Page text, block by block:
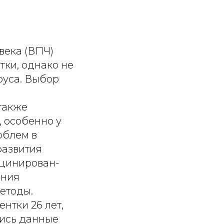
и ПЦР-диагностики ВПЧ с опре- делением вирусной нагрузки. Заключение жидкостной цитологии – LSIL (low-grade squamous intraepithelial lesion – плоскоклеточное интраэпителиальное пора- жение низкой степени). В полученном материале вы- явлены клетки плоского эпителия с признаками па- пилломавирусной инфекции (койлоцитарная атипия). Полимеразная цепная реакция (ПЦР) на ВПЧ: выяв- лена множественная инфекция. Обнаружены типы 35, 39, 45, 52, 56 в высокой диагностической концен- трации (более 5 lg), а также типы 58, 59, 68 в низкой концентрации (от 2 до 5 lg). Важно отметить отсут- ствие наиболее агрессивных типов 16 и 18. Учитывая наличие LSIL по цитологии и высокую вирусную нагрузку онкогенных типов ВПЧ, пациентке выполнена расширенная кольпоскопия. Кольпоско- пическая картина: зона трансформации (ЗТ) 1-го типа (полностью визуализируется). В ЗТ определяется на- личие плотного ацетобелого эпителия с четкими гра- ницами и грубой мозаики (рисунок). Проба с раство- ром Люголя выявила йоднегативные участки. Картина расценена как аномальная II степени [4]. Лечение. На основании совокупности полученных данных, а также учитывая молодой возраст пациент- ки, отсутствие реализации репродуктивной функции, 1-й тип ЗТ, принято решение о проведении диагно- стической эксцизии по принципу “see and treat”. По- лучено гистологическое заключение операционного материала, который макроскопически представлен фра